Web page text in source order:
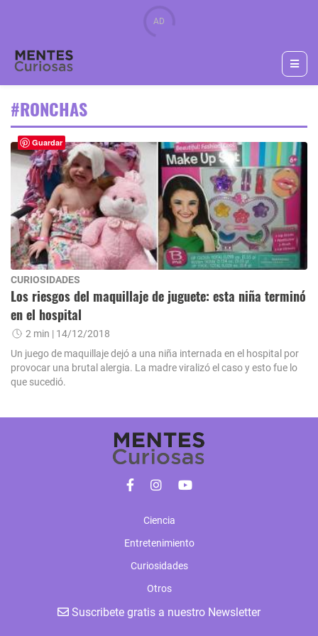
#RONCHAS
CURIOSIDADES
Los riesgos del maquillaje de juguete: esta niña terminó
en el hospital
2 min | 14/12/2018
Un juego de maquillaje dejó a una niña internada en el hospital por
provocar una brutal alergia. La madre viralizó el caso y esto fue lo
que sucedió.
Ciencia
Entretenimiento
Curiosidades
Otros
Suscribete gratis a nuestro Newsletter
Guardar